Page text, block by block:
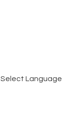
Select Language